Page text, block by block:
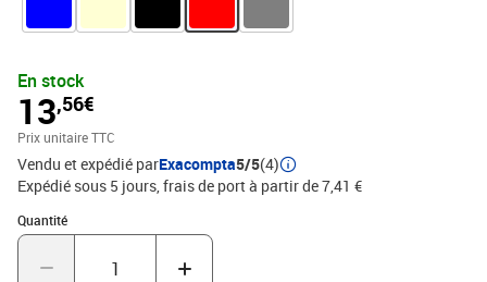
En stock
13,56€
Prix unitaire TTC
Vendu et expédié parExacompta5/5(4)
Expédié sous 5 jours, frais de port à partir de 7,41 €
Quantité
Quantité : 1